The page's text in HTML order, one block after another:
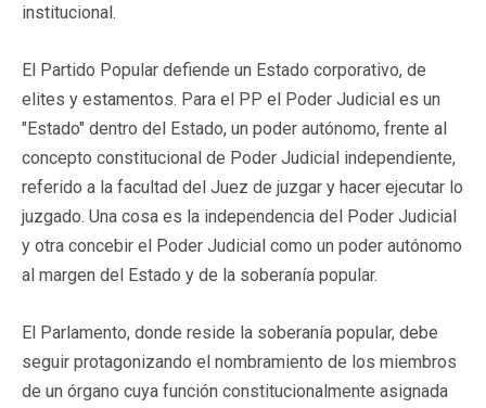
institucional.
El Partido Popular defiende un Estado corporativo, de
elites y estamentos. Para el PP el Poder Judicial es un
"Estado" dentro del Estado, un poder autónomo, frente al
concepto constitucional de Poder Judicial independiente,
referido a la facultad del Juez de juzgar y hacer ejecutar lo
juzgado. Una cosa es la independencia del Poder Judicial
y otra concebir el Poder Judicial como un poder autónomo
al margen del Estado y de la soberanía popular.
El Parlamento, donde reside la soberanía popular, debe
seguir protagonizando el nombramiento de los miembros
de un órgano cuya función constitucionalmente asignada